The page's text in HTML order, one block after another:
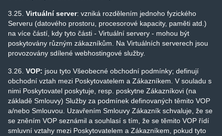
3.25. Virtuální server: vzniká rozdělením jednoho fyzického
Serveru (datového prostoru, procesorové kapacity, paměti atd.)
na více částí, kdy tyto části - Virtuální servery - mohou být
poskytovány různým zákazníkům. Na Virtuálních serverech jsou
provozovány sdílené webhostingové služby.
3.26. VOP: jsou tyto Všeobecné obchodní podmínky; definují
obchodní vztah mezi Poskytovatelem a Zákazníkem. V souladu s
nimi Poskytovatel poskytuje, resp. poskytne Zákazníkovi (na
základě Smlouvy) Služby za podmínek definovaných těmito VOP
a/nebo Smlouvou. Uzavřením Smlouvy Zákazník schvaluje, že se
se zněním VOP seznámil a souhlasí s tím, že se těmito VOP řídí
smluvní vztahy mezi Poskytovatelem a Zákazníkem, pokud tyto